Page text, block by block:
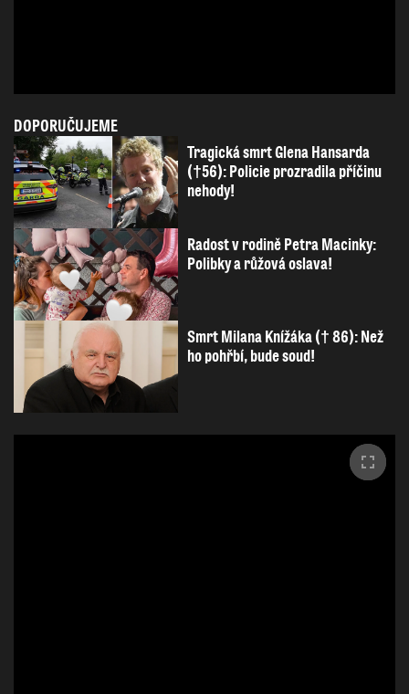
DOPORUČUJEME
Tragická smrt Glena Hansarda
(†56): Policie prozradila příčinu
nehody!
Radost v rodině Petra Macinky:
Polibky a růžová oslava!
Smrt Milana Knížáka († 86): Než
ho pohřbí, bude soud!